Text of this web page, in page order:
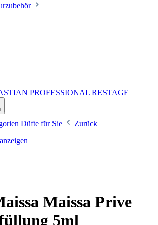
PROFESSIONAL RESTAGE
Düfte für Sie
Zurück
Maissa Prive
5ml